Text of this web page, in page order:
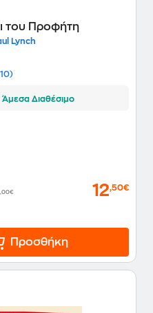
του Προφήτη
Lynch
Άμεσα Διαθέσιμο
,00€ 12,50€
Προσθήκη